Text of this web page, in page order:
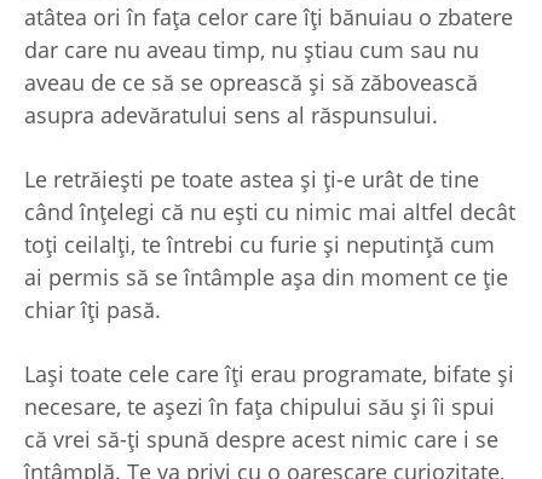
atâtea ori în fața celor care îți bănuiau o zbatere
dar care nu aveau timp, nu știau cum sau nu
aveau de ce să se oprească și să zăbovească
asupra adevăratului sens al răspunsului.
Le retrăiești pe toate astea și ți-e urât de tine
când înțelegi că nu ești cu nimic mai altfel decât
toți ceilalți, te întrebi cu furie și neputință cum
ai permis să se întâmple așa din moment ce ție
chiar îți pasă.
Lași toate cele care îți erau programate, bifate și
necesare, te așezi în fața chipului său și îi spui
că vrei să-ți spună despre acest nimic care i se
întâmplă. Te va privi cu o oareșcare curiozitate,